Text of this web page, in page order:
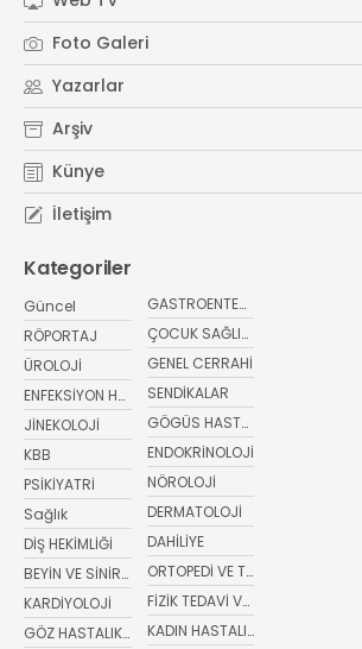
#gelişim #sağlıkta bugünProf. Dr. Melih Özel
# abdominofrenik dissinerji
Foto Galeri
Yazarlar
Arşiv
Künye
İletişim
Kategoriler
Güncel
RÖPORTAJ
ÜROLOJİ
ENFEKSİYON HASTALIKLARI
JİNEKOLOJİ
KBB
PSİKİYATRİ
Sağlık
DİŞ HEKİMLİĞİ
BEYİN VE SİNİR CERRAHİSİ
KARDİYOLOJİ
GÖZ HASTALIKLARI
GASTROENTEROLOJİ
ÇOCUK SAĞLIĞI VE HASTALIKLARI
GENEL CERRAHİ
SENDİKALAR
GÖGÜS HASTALIKLARI
ENDOKRİNOLOJİ
NÖROLOJİ
DERMATOLOJİ
DAHİLİYE
ORTOPEDİ VE TRAVMATOLOJİ
FİZİK TEDAVİ VE REHABİLİTASYON
KADIN HASTALIKLARI VE DOĞUM